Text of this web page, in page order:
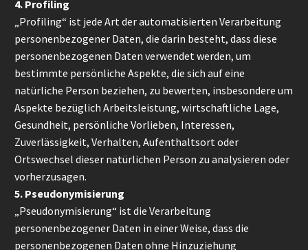
4. Profiling
„Profiling“ ist jede Art der automatisierten Verarbeitung
personenbezogener Daten, die darin besteht, dass diese
personenbezogenen Daten verwendet werden, um
bestimmte persönliche Aspekte, die sich auf eine
natürliche Person beziehen, zu bewerten, insbesondere um
Aspekte bezüglich Arbeitsleistung, wirtschaftliche Lage,
Gesundheit, persönliche Vorlieben, Interessen,
Zuverlässigkeit, Verhalten, Aufenthaltsort oder
Ortswechsel dieser natürlichen Person zu analysieren oder
vorherzusagen.
5. Pseudonymisierung
„Pseudonymisierung“ ist die Verarbeitung
personenbezogener Daten in einer Weise, dass die
personenbezogenen Daten ohne Hinzuziehung